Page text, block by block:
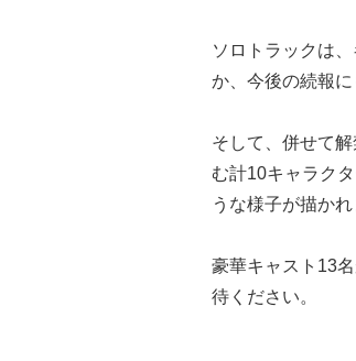
ソロトラックは
か、今後の続報に
そして、併せて
む計10キャラク
うな様子が描かれ
豪華キャスト13
待ください。